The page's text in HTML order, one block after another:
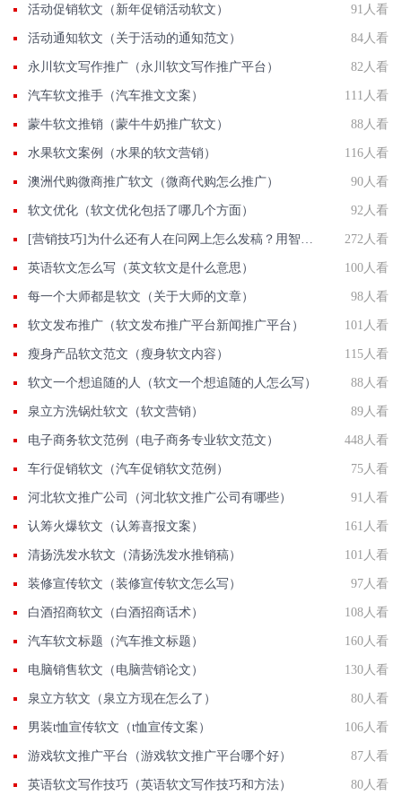
活动促销软文（新年促销活动软文） 91人看
活动通知软文（关于活动的通知范文） 84人看
永川软文写作推广（永川软文写作推广平台） 82人看
汽车软文推手（汽车推文文案） 111人看
蒙牛软文推销（蒙牛牛奶推广软文） 88人看
水果软文案例（水果的软文营销） 116人看
澳洲代购微商推广软文（微商代购怎么推广） 90人看
软文优化（软文优化包括了哪几个方面） 92人看
[营销技巧]为什么还有人在问网上怎么发稿？用智慧软文 272人看
英语软文怎么写（英文软文是什么意思） 100人看
每一个大师都是软文（关于大师的文章） 98人看
软文发布推广（软文发布推广平台新闻推广平台） 101人看
瘦身产品软文范文（瘦身软文内容） 115人看
软文一个想追随的人（软文一个想追随的人怎么写） 88人看
泉立方洗锅灶软文（软文营销） 89人看
电子商务软文范例（电子商务专业软文范文） 448人看
车行促销软文（汽车促销软文范例） 75人看
河北软文推广公司（河北软文推广公司有哪些） 91人看
认筹火爆软文（认筹喜报文案） 161人看
清扬洗发水软文（清扬洗发水推销稿） 101人看
装修宣传软文（装修宣传软文怎么写） 97人看
白酒招商软文（白酒招商话术） 108人看
汽车软文标题（汽车推文标题） 160人看
电脑销售软文（电脑营销论文） 130人看
泉立方软文（泉立方现在怎么了） 80人看
男装t恤宣传软文（t恤宣传文案） 106人看
游戏软文推广平台（游戏软文推广平台哪个好） 87人看
英语软文写作技巧（英语软文写作技巧和方法） 80人看